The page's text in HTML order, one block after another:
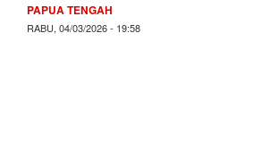
PAPUA TENGAH
RABU, 04/03/2026 - 19:58